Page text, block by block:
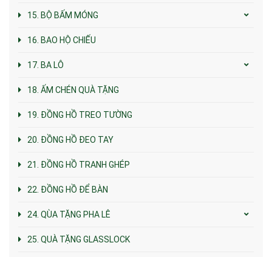
15. BỘ BẤM MÓNG
16. BAO HỘ CHIẾU
17. BA LÔ
18. ẤM CHÉN QUÀ TẶNG
19. ĐỒNG HỒ TREO TƯỜNG
20. ĐỒNG HỒ ĐEO TAY
21. ĐỒNG HỒ TRANH GHÉP
22. ĐỒNG HỒ ĐỂ BÀN
24. QÙA TẶNG PHA LÊ
25. QUÀ TẶNG GLASSLOCK